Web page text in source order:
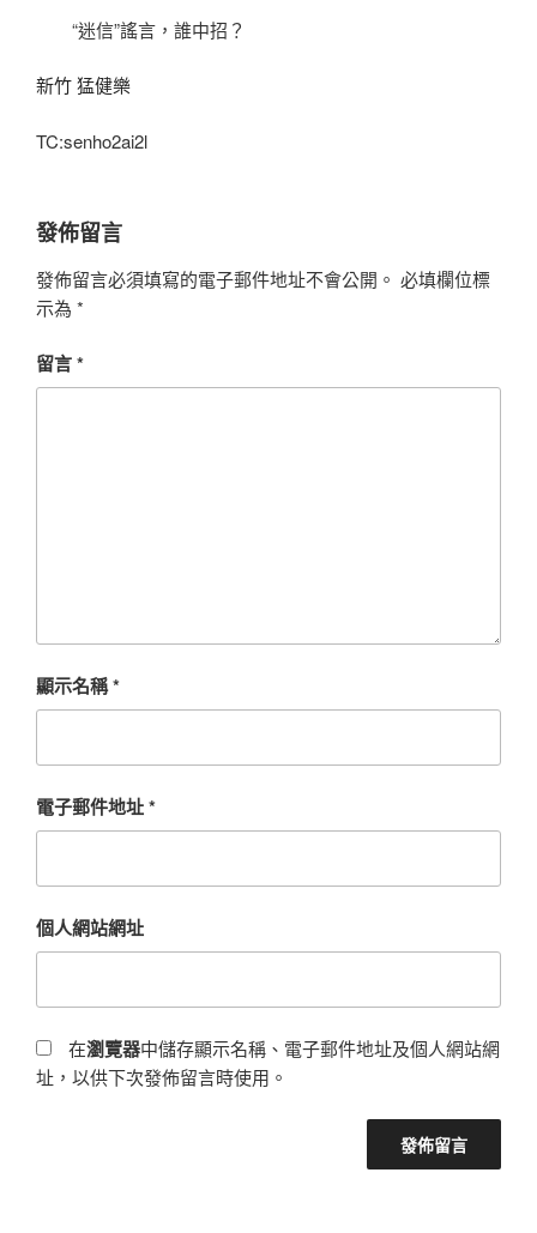
“迷信”謠言，誰中招？
新竹 猛健樂
TC:senho2ai2l
發佈留言
發佈留言必須填寫的電子郵件地址不會公開。 必填欄位標
示為 *
留言*
顯示名稱*
電子郵件地址*
個人網站網址
在瀏覽器中儲存顯示名稱、電子郵件地址及個人網站網
址，以供下次發佈留言時使用。